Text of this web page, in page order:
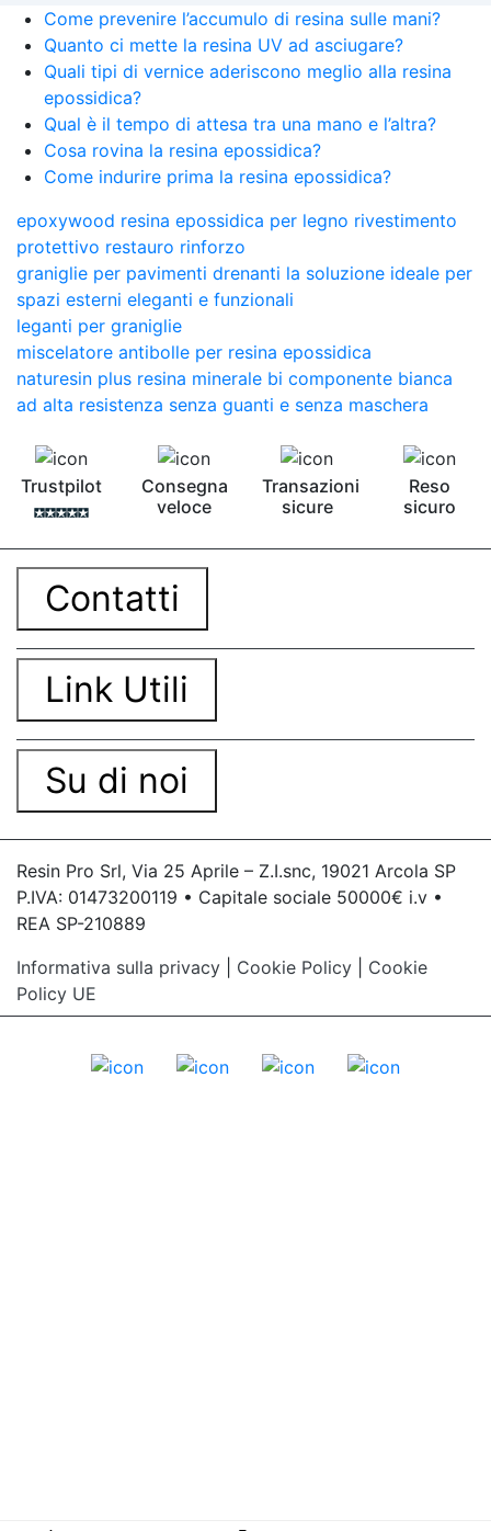
Come prevenire l’accumulo di resina sulle mani?
Quanto ci mette la resina UV ad asciugare?
Quali tipi di vernice aderiscono meglio alla resina
epossidica?
Qual è il tempo di attesa tra una mano e l’altra?
Cosa rovina la resina epossidica?
Come indurire prima la resina epossidica?
epoxywood resina epossidica per legno rivestimento
protettivo restauro rinforzo
graniglie per pavimenti drenanti la soluzione ideale per
spazi esterni eleganti e funzionali
leganti per graniglie
miscelatore antibolle per resina epossidica
naturesin plus resina minerale bi componente bianca
ad alta resistenza senza guanti e senza maschera
Trustpilot
Consegna
veloce
Transazioni
sicure
Reso
sicuro
Contatti
Link Utili
Su di noi
Resin Pro Srl, Via 25 Aprile – Z.I.snc, 19021 Arcola SP
P.IVA: 01473200119 • Capitale sociale 50000€ i.v •
REA SP-210889
Informativa sulla privacy
Cookie Policy
Cookie
Policy UE